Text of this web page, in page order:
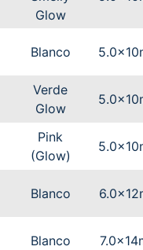
Glow
Blanco
Verde
Glow
Pink
(Glow)
Blanco
Blanco